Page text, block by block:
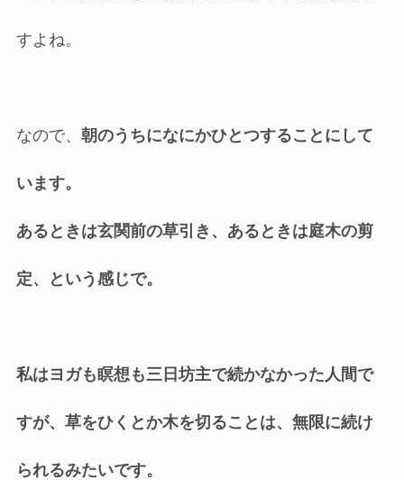
すよね。
なので、 朝のうちになにかひとつすることにして
います。
あるときは玄関前の草引き、あるときは庭木の剪
定、という感じで。
私はヨガも瞑想も三日坊主で続かなかった人間で
すが、草をひくとか木を切ることは、無限に続け
られるみたいです。